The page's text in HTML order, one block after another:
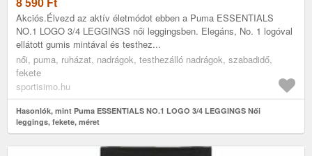
Akciós.Élvezd az aktív életmódot ebben a Puma ESSENTIALS
NO.1 LOGO 3/4 LEGGINGS női leggingsben. Elegáns, No. 1 logóval
ellátott gumis mintával és testhez...
női, puma, ruházat, nadrágok, testhezálló nadrágok, szabadidő,
fekete
sportisimo.hu
Hasonlók, mint Puma ESSENTIALS NO.1 LOGO 3/4 LEGGINGS Női
leggings, fekete, méret